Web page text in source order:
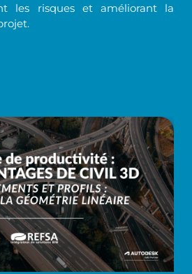
les risques et améliorant la